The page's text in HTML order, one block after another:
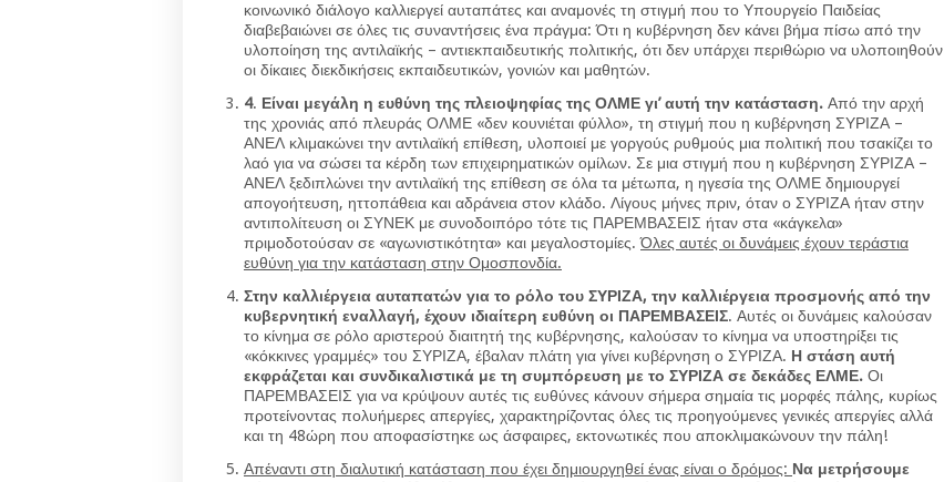
κοινωνικό διάλογο καλλιεργεί αυταπάτες και αναμονές τη στιγμή που το Υπουργείο Παιδείας
διαβεβαιώνει σε όλες τις συναντήσεις ένα πράγμα: Ότι η κυβέρνηση δεν κάνει βήμα πίσω από την
υλοποίηση της αντιλαϊκής – αντιεκπαιδευτικής πολιτικής, ότι δεν υπάρχει περιθώριο να υλοποιηθούν
οι δίκαιες διεκδικήσεις εκπαιδευτικών, γονιών και μαθητών.
4. Είναι μεγάλη η ευθύνη της πλειοψηφίας της ΟΛΜΕ γι’ αυτή την κατάσταση. Από την αρχή
της χρονιάς από πλευράς ΟΛΜΕ «δεν κουνιέται φύλλο», τη στιγμή που η κυβέρνηση ΣΥΡΙΖΑ –
ΑΝΕΛ κλιμακώνει την αντιλαϊκή επίθεση, υλοποιεί με γοργούς ρυθμούς μια πολιτική που τσακίζει το
λαό για να σώσει τα κέρδη των επιχειρηματικών ομίλων. Σε μια στιγμή που η κυβέρνηση ΣΥΡΙΖΑ –
ΑΝΕΛ ξεδιπλώνει την αντιλαϊκή της επίθεση σε όλα τα μέτωπα, η ηγεσία της ΟΛΜΕ δημιουργεί
απογοήτευση, ηττοπάθεια και αδράνεια στον κλάδο. Λίγους μήνες πριν, όταν ο ΣΥΡΙΖΑ ήταν στην
αντιπολίτευση οι ΣΥΝΕΚ με συνοδοιπόρο τότε τις ΠΑΡΕΜΒΑΣΕΙΣ ήταν στα «κάγκελα»
πριμοδοτούσαν σε «αγωνιστικότητα» και μεγαλοστομίες.Όλες αυτές οι δυνάμεις έχουν τεράστια
ευθύνη για την κατάσταση στην Ομοσπονδία.
Στην καλλιέργεια αυταπατών για το ρόλο του ΣΥΡΙΖΑ, την καλλιέργεια προσμονής από την
κυβερνητική εναλλαγή, έχουν ιδιαίτερη ευθύνη οι ΠΑΡΕΜΒΑΣΕΙΣ. Αυτές οι δυνάμεις καλούσαν
το κίνημα σε ρόλο αριστερού διαιτητή της κυβέρνησης, καλούσαν το κίνημα να υποστηρίξει τις
«κόκκινες γραμμές» του ΣΥΡΙΖΑ, έβαλαν πλάτη για γίνει κυβέρνηση ο ΣΥΡΙΖΑ. Η στάση αυτή
εκφράζεται και συνδικαλιστικά με τη συμπόρευση με το ΣΥΡΙΖΑ σε δεκάδες ΕΛΜΕ. Οι
ΠΑΡΕΜΒΑΣΕΙΣ για να κρύψουν αυτές τις ευθύνες κάνουν σήμερα σημαία τις μορφές πάλης, κυρίως
προτείνοντας πολυήμερες απεργίες, χαρακτηρίζοντας όλες τις προηγούμενες γενικές απεργίες αλλά
και τη 48ώρη που αποφασίστηκε ως άσφαιρες, εκτονωτικές που αποκλιμακώνουν την πάλη!
Απέναντι στη διαλυτική κατάσταση που έχει δημιουργηθεί ένας είναι ο δρόμος: Να μετρήσουμε